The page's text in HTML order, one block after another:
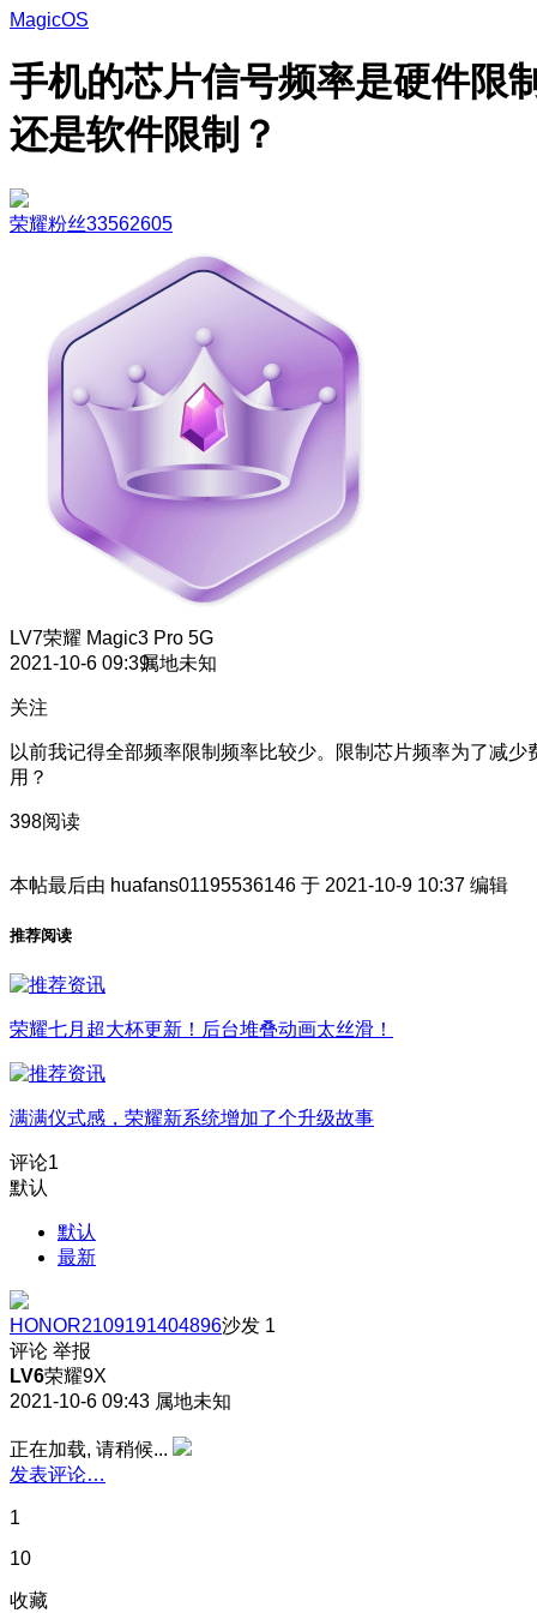
MagicOS
手机的芯片信号频率是硬件限
还是软件限制？
荣耀粉丝33562605
LV7荣耀 Magic3 Pro 5G
2021-10-6 09:39属地未知
关注
以前我记得全部频率限制频率比较少。限制芯片频率为了减少
用？
398阅读
本帖最后由 huafans01195536146 于 2021-10-9 10:37 编辑
推荐阅读
荣耀七月超大杯更新！后台堆叠动画太丝滑！
满满仪式感，荣耀新系统增加了个升级故事
评论1
默认
默认
最新
HONOR2109191404896沙发 1
评论 举报
LV6荣耀9X
2021-10-6 09:43 属地未知
正在加载, 请稍候...
发表评论…
1
10
收藏